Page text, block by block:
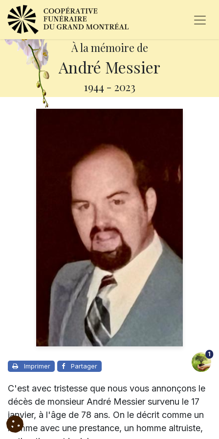
À la mémoire de
André Messier
1944 - 2023
Imprimer Partager
1
C'est avec tristesse que nous vous annonçons le
décès de monsieur André Messier survenu le 17
janvier, à l'âge de 78 ans. On le décrit comme un
homme avec une prestance, un homme altruiste,